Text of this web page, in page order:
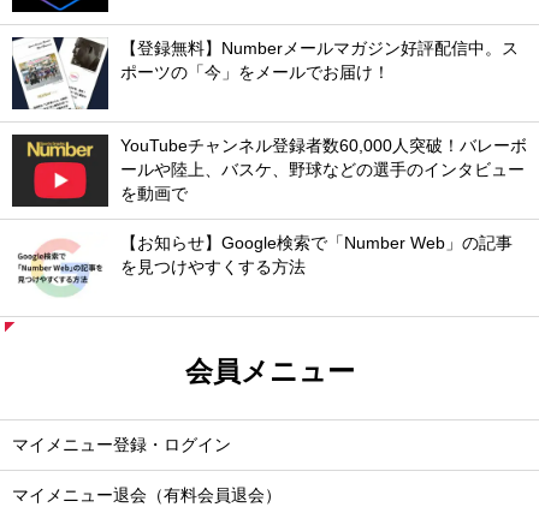
【登録無料】Numberメールマガジン好評配信中。ス
ポーツの「今」をメールでお届け！
YouTubeチャンネル登録者数60,000人突破！バレーボ
ールや陸上、バスケ、野球などの選手のインタビュー
を動画で
【お知らせ】Google検索で「Number Web」の記事
を見つけやすくする方法
会員メニュー
マイメニュー登録・ログイン
マイメニュー退会（有料会員退会）